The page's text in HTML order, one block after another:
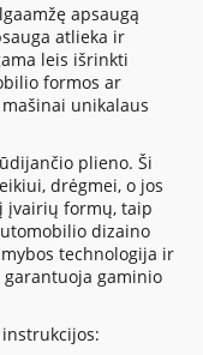
apsaugą
atlieka ir
leis išrinkti
formos ar
unikalaus
plieno. Ši
drėgmei, o jos
įvairių formų, taip
dizaino
technologija ir
garantuoja gaminio